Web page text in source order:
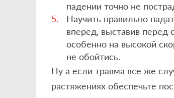
падении точно не
Научить правильно
вперед, выставив перед
особенно на высокой
не обойтись.
Ну а если травма все же
растяжениях обеспечьте